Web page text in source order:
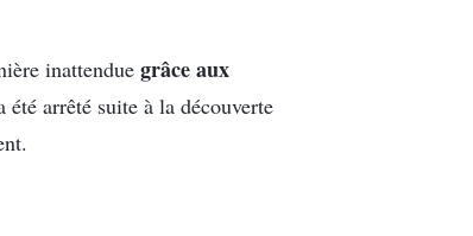
inattendue grâce aux
arrêté suite à la découverte